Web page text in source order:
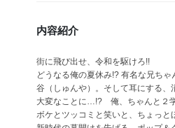
内容紹介
街に飛び出せ、令和を駆けろ!!
どうなる俺の夏休み!? 有名な兄ち
谷（しゅんや）。そして耳にする
大変なことに…!? 俺、ちゃんと２
ボケとツッコミと笑いと、ちょっと